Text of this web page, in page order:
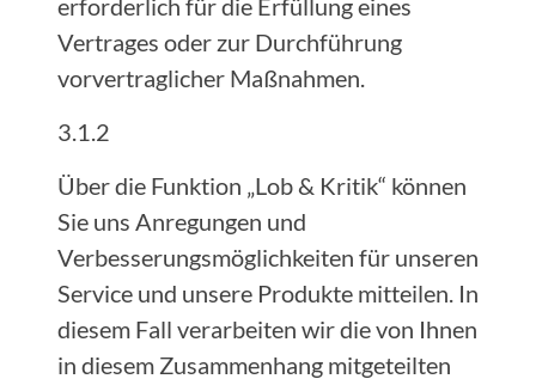
erforderlich für die Erfüllung eines
Vertrages oder zur Durchführung
vorvertraglicher Maßnahmen.
3.1.2
Über die Funktion „Lob & Kritik“ können
Sie uns Anregungen und
Verbesserungsmöglichkeiten für unseren
Service und unsere Produkte mitteilen. In
diesem Fall verarbeiten wir die von Ihnen
in diesem Zusammenhang mitgeteilten